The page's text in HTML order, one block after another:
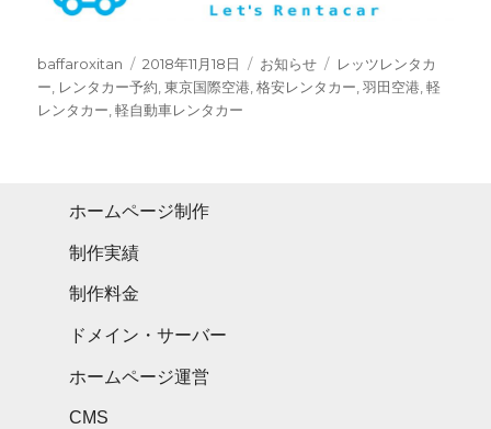
Author
baffaroxitan
Posted
on
2018年11月18日 Categories
お知らせ Tags
レッツレンタカ
ー レンタカー予約 ,東京国際空港 ,格安レンタカー ,羽田空港 ,軽
レンタカー ,軽自動車レンタカー
ホームページ制作
制作実績
制作料金
ドメイン・サーバー
ホームページ運営
CMS